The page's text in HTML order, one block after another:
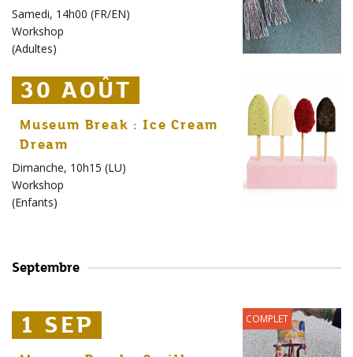
Samedi, 14h00 (FR/EN)
Workshop
(Adultes)
30 AOÛT
30 AOÛT
30 AOÛT
Museum Break : Ice Cream
Dream
Dimanche, 10h15 (LU)
Workshop
(Enfants)
Septembre
1 SEP
1 SEP
1 SEP COMPLET